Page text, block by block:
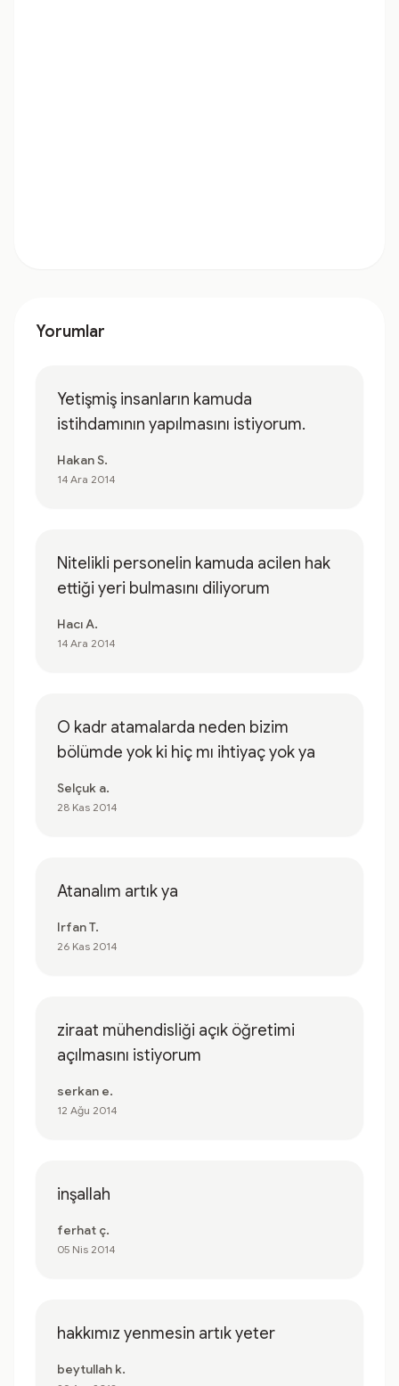
Yorumlar
Yetişmiş insanların kamuda
istihdamının yapılmasını istiyorum.
Hakan S.
14 Ara 2014
Nitelikli personelin kamuda acilen hak
ettiği yeri bulmasını diliyorum
Hacı A.
14 Ara 2014
O kadr atamalarda neden bizim
bölümde yok ki hiç mı ihtiyaç yok ya
Selçuk a.
28 Kas 2014
Atanalım artık ya
Irfan T.
26 Kas 2014
ziraat mühendisliği açık öğretimi
açılmasını istiyorum
serkan e.
12 Ağu 2014
inşallah
ferhat ç.
05 Nis 2014
hakkımız yenmesin artık yeter
beytullah k.